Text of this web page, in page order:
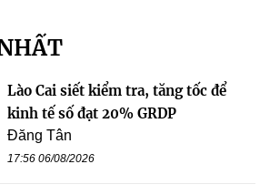
Lào Cai siết kiểm tra, tăng tốc để
kinh tế số đạt 20% GRDP
Đăng Tân
17:56 06/08/2026